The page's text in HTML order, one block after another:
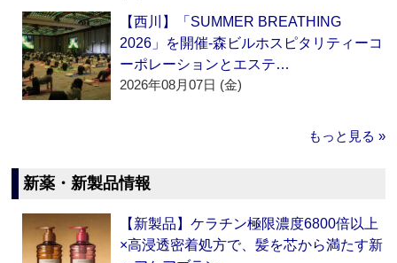
【西川】「SUMMER BREATHING
2026」を開催‐森ビルホスピタリティーコ
ーポレーションとエステ…
2026年08月07日 (金)
もっと見る »
新薬・新製品情報
【新製品】ケラチン極限濃度6800倍以上
×高浸透密着処方で、髪を芯から満たす新